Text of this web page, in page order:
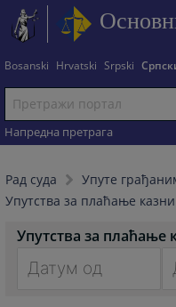
Bosanski Hrvatski Srpski
Напредна претрага
Рад суда
Упуте
Упутства за плаћање
Упутства за плаћање